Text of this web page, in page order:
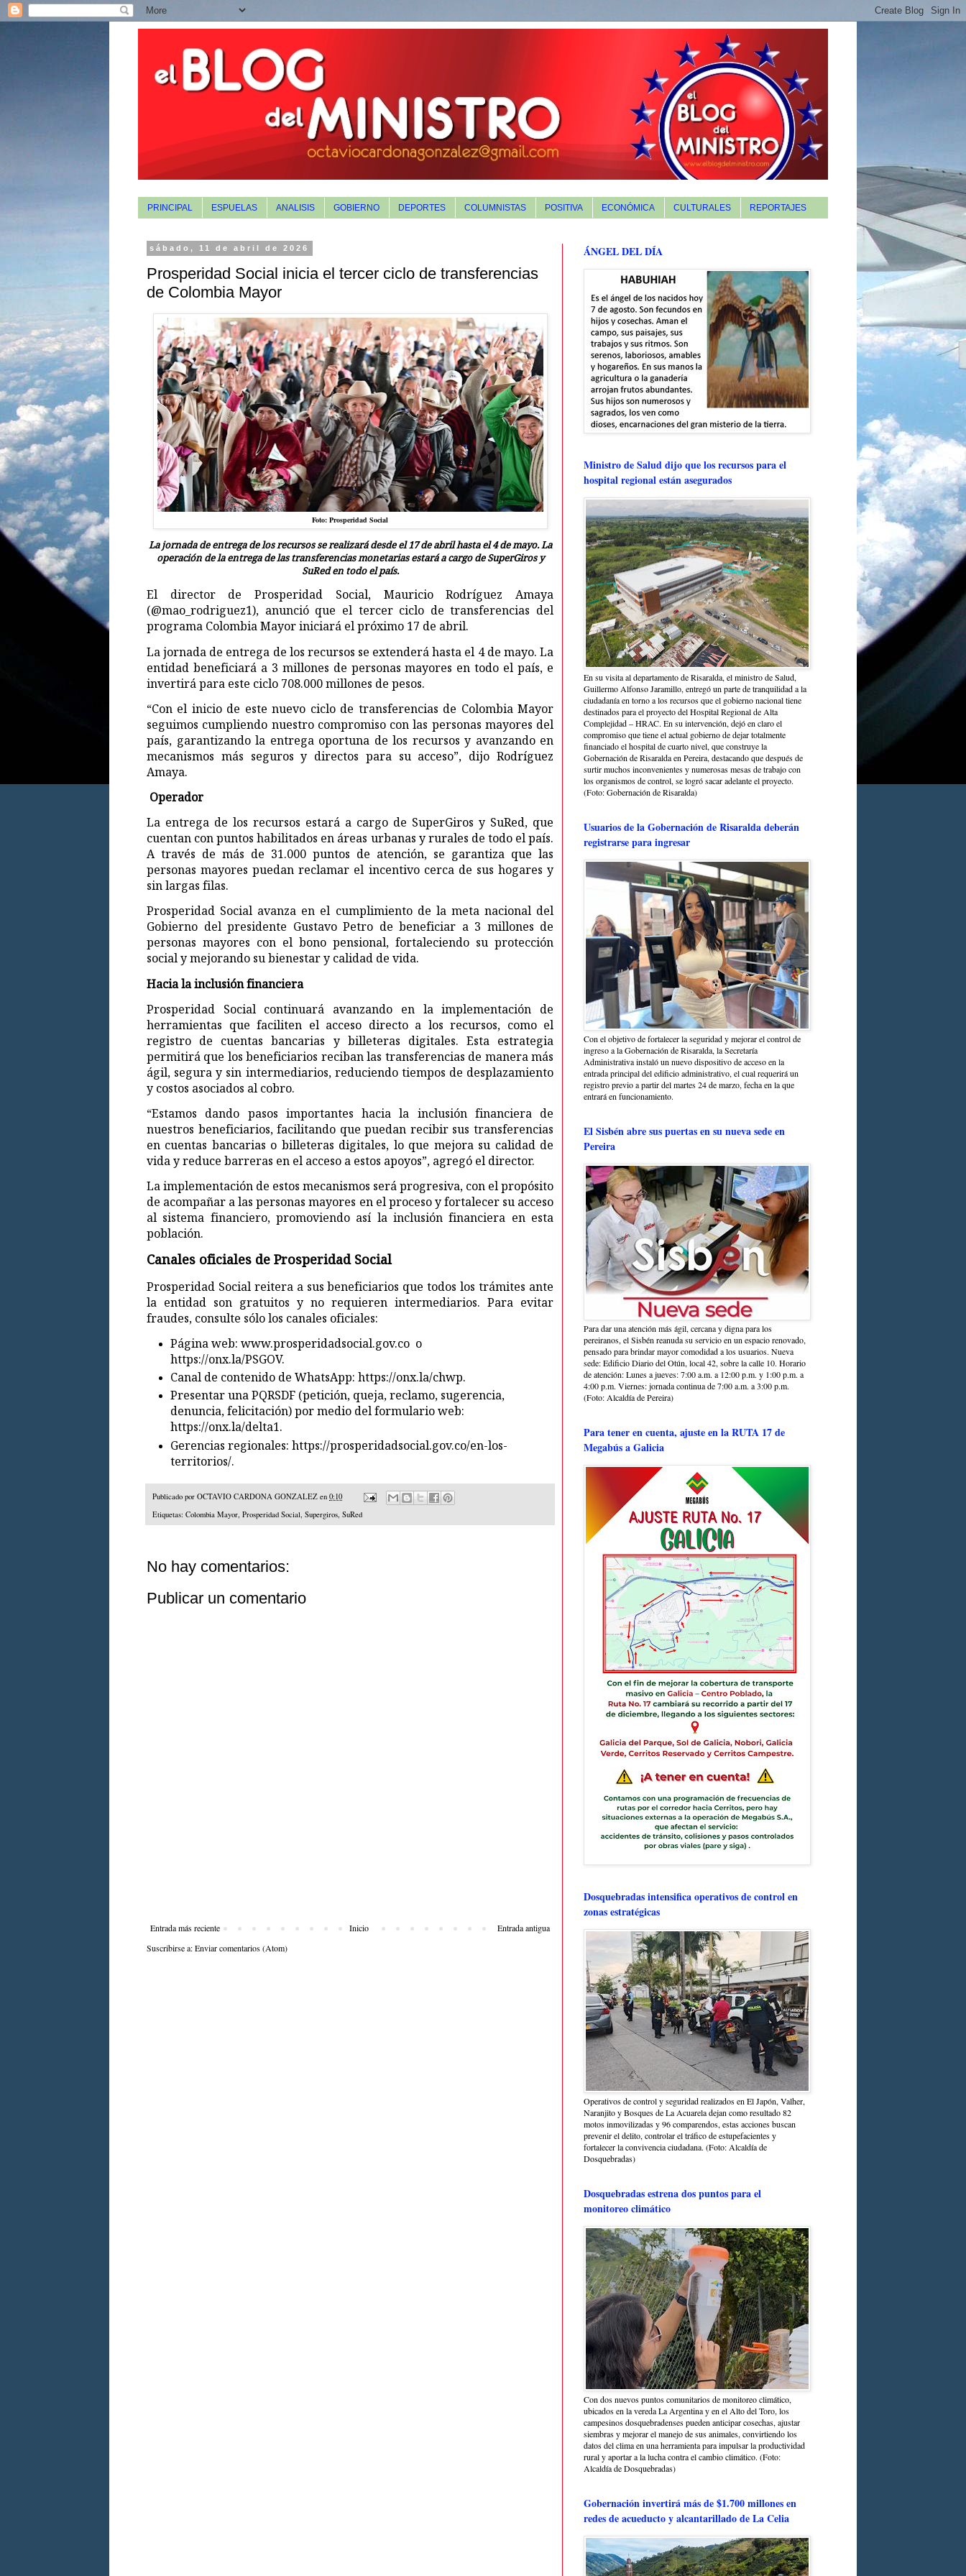
PRINCIPAL ESPUELAS ANALISIS GOBIERNO DEPORTES COLUMNISTAS POSITIVA ECONÓMICA CULTURALES REPORTAJES
sábado, 11 de abril de 2026
Prosperidad Social inicia el tercer ciclo de transferencias
de Colombia Mayor
Foto: Prosperidad Social
La jornada de entrega de los recursos se realizará desde el 17 de abril hasta el 4 de mayo. La
operación de la entrega de las transferencias monetarias estará a cargo de SuperGiros y
SuRed en todo el país.
El director de Prosperidad Social, Mauricio Rodríguez Amaya
(@mao_rodriguez1), anunció que el tercer ciclo de transferencias del
programa Colombia Mayor iniciará el próximo 17 de abril.
La jornada de entrega de los recursos se extenderá hasta el 4 de mayo. La
entidad beneficiará a 3 millones de personas mayores en todo el país, e
invertirá para este ciclo 708.000 millones de pesos.
“Con el inicio de este nuevo ciclo de transferencias de Colombia Mayor
seguimos cumpliendo nuestro compromiso con las personas mayores del
país, garantizando la entrega oportuna de los recursos y avanzando en
mecanismos más seguros y directos para su acceso”, dijo Rodríguez
Amaya.
Operador
La entrega de los recursos estará a cargo de SuperGiros y SuRed, que
cuentan con puntos habilitados en áreas urbanas y rurales de todo el país.
A través de más de 31.000 puntos de atención, se garantiza que las
personas mayores puedan reclamar el incentivo cerca de sus hogares y
sin largas filas.
Prosperidad Social avanza en el cumplimiento de la meta nacional del
Gobierno del presidente Gustavo Petro de beneficiar a 3 millones de
personas mayores con el bono pensional, fortaleciendo su protección
social y mejorando su bienestar y calidad de vida.
Hacia la inclusión financiera
Prosperidad Social continuará avanzando en la implementación de
herramientas que faciliten el acceso directo a los recursos, como el
registro de cuentas bancarias y billeteras digitales. Esta estrategia
permitirá que los beneficiarios reciban las transferencias de manera más
ágil, segura y sin intermediarios, reduciendo tiempos de desplazamiento
y costos asociados al cobro.
“Estamos dando pasos importantes hacia la inclusión financiera de
nuestros beneficiarios, facilitando que puedan recibir sus transferencias
en cuentas bancarias o billeteras digitales, lo que mejora su calidad de
vida y reduce barreras en el acceso a estos apoyos”, agregó el director.
La implementación de estos mecanismos será progresiva, con el propósito
de acompañar a las personas mayores en el proceso y fortalecer su acceso
al sistema financiero, promoviendo así la inclusión financiera en esta
población.
Canales oficiales de Prosperidad Social
Prosperidad Social reitera a sus beneficiarios que todos los trámites ante
la entidad son gratuitos y no requieren intermediarios. Para evitar
fraudes, consulte sólo los canales oficiales:
Página web: www.prosperidadsocial.gov.co o
https://onx.la/PSGOV.
Canal de contenido de WhatsApp: https://onx.la/chwp.
Presentar una PQRSDF (petición, queja, reclamo, sugerencia,
denuncia, felicitación) por medio del formulario web:
https://onx.la/delta1.
Gerencias regionales: https://prosperidadsocial.gov.co/en-los-
territorios/.
Publicado por OCTAVIO CARDONA GONZALEZ en 0:10
Etiquetas: Colombia Mayor, Prosperidad Social, Supergiros, SuRed
No hay comentarios:
Publicar un comentario
Entrada más reciente Entrada antigua
Inicio
Suscribirse a:Enviar comentarios (Atom)
ÁNGEL DEL DÍA
Ministro de Salud dijo que los recursos para el
hospital regional están asegurados
En su visita al departamento de Risaralda, el ministro de Salud,
Guillermo Alfonso Jaramillo, entregó un parte de tranquilidad a la
ciudadanía en torno a los recursos que el gobierno nacional tiene
destinados para el proyecto del Hospital Regional de Alta
Complejidad – HRAC. En su intervención, dejó en claro el
compromiso que tiene el actual gobierno de dejar totalmente
financiado el hospital de cuarto nivel, que construye la
Gobernación de Risaralda en Pereira, destacando que después de
surtir muchos inconvenientes y numerosas mesas de trabajo con
los organismos de control, se logró sacar adelante el proyecto.
(Foto: Gobernación de Risaralda)
Usuarios de la Gobernación de Risaralda deberán
registrarse para ingresar
Con el objetivo de fortalecer la seguridad y mejorar el control de
ingreso a la Gobernación de Risaralda, la Secretaría
Administrativa instaló un nuevo dispositivo de acceso en la
entrada principal del edificio administrativo, el cual requerirá un
registro previo a partir del martes 24 de marzo, fecha en la que
entrará en funcionamiento.
El Sisbén abre sus puertas en su nueva sede en
Pereira
Para dar una atención más ágil, cercana y digna para los
pereiranos, el Sisbén reanuda su servicio en un espacio renovado,
pensado para brindar mayor comodidad a los usuarios. Nueva
sede: Edificio Diario del Otún, local 42, sobre la calle 10. Horario
de atención: Lunes a jueves: 7:00 a.m. a 12:00 p.m. y 1:00 p.m. a
4:00 p.m. Viernes: jornada continua de 7:00 a.m. a 3:00 p.m.
(Foto: Alcaldía de Pereira)
Para tener en cuenta, ajuste en la RUTA 17 de
Megabús a Galicia
Dosquebradas intensifica operativos de control en
zonas estratégicas
Operativos de control y seguridad realizados en El Japón, Valher,
Naranjito y Bosques de La Acuarela dejan como resultado 82
motos inmovilizadas y 96 comparendos, estas acciones buscan
prevenir el delito, controlar el tráfico de estupefacientes y
fortalecer la convivencia ciudadana. (Foto: Alcaldía de
Dosquebradas)
Dosquebradas estrena dos puntos para el
monitoreo climático
Con dos nuevos puntos comunitarios de monitoreo climático,
ubicados en la vereda La Argentina y en el Alto del Toro, los
campesinos dosquebradenses pueden anticipar cosechas, ajustar
siembras y mejorar el manejo de sus animales, convirtiendo los
datos del clima en una herramienta para impulsar la productividad
rural y aportar a la lucha contra el cambio climático. (Foto:
Alcaldía de Dosquebradas)
Gobernación invertirá más de $1.700 millones en
redes de acueducto y alcantarillado de La Celia